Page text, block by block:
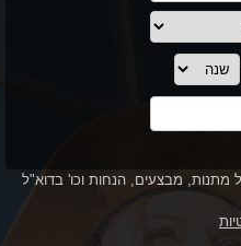
מתנות, מבצעים, הנחות וכו' בדוא"ל